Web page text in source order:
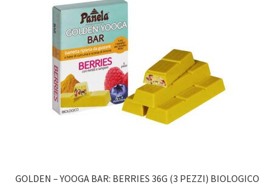
GOLDEN – YOOGA BAR: BERRIES 36G (3 PEZZI) BIOLOGICO